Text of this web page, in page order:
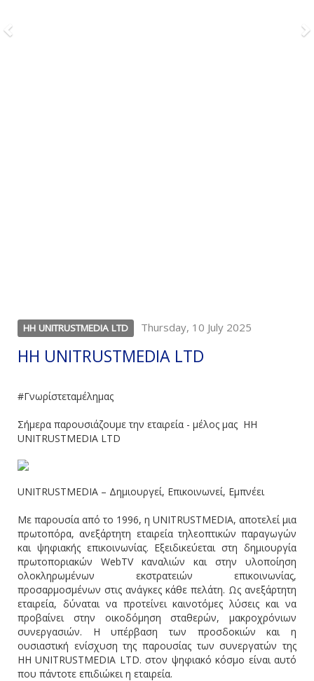
HH UNITRUSTMEDIA LTD Thursday, 10 July 2025
HH UNITRUSTMEDIA LTD
#Γνωρίστεταμέλημας
Σήμερα παρουσιάζουμε την εταιρεία - μέλος μας HH
UNITRUSTMEDIA LTD
UNITRUSTMEDIA – Δημιουργεί, Επικοινωνεί, Εμπνέει
Με παρουσία από το 1996, η UNITRUSTMEDIA, αποτελεί μια
πρωτοπόρα, ανεξάρτητη εταιρεία τηλεοπτικών παραγωγών
και ψηφιακής επικοινωνίας. Εξειδικεύεται στη δημιουργία
πρωτοποριακών WebTV καναλιών και στην υλοποίηση
ολοκληρωμένων εκστρατειών επικοινωνίας,
προσαρμοσμένων στις ανάγκες κάθε πελάτη. Ως ανεξάρτητη
εταιρεία, δύναται να προτείνει καινοτόμες λύσεις και να
προβαίνει στην οικοδόμηση σταθερών, μακροχρόνιων
συνεργασιών. Η υπέρβαση των προσδοκιών και η
ουσιαστική ενίσχυση της παρουσίας των συνεργατών της
HH UNITRUSTMEDIA LTD. στον ψηφιακό κόσμο είναι αυτό
που πάντοτε επιδιώκει η εταιρεία.